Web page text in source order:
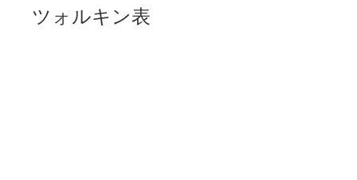
ツォルキン表